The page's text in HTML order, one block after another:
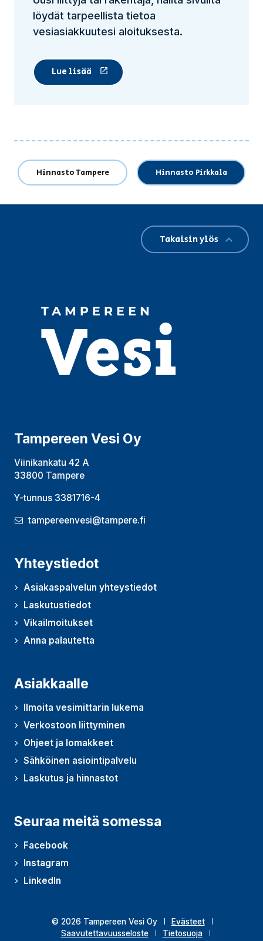
löydät tarpeellista tietoa
vesiasiakkuutesi aloituksesta.
Lue lisää
(Linkki vie ulkopuoliselle sivustolle)
Hinnasto Tampere Hinnasto Pirkkala
Tampereen Vesi Oy
Viinikankatu 42 A
33800 Tampere
Y-tunnus 3381716-4
tampereenvesi@tampere.fi
Yhteystiedot
Asiakaspalvelun yhteystiedot
Laskutustiedot
Vikailmoitukset
Anna palautetta
(Avautuu uudessa ikkunassa)
Asiakkaalle
Ilmoita vesimittarin lukema
Verkostoon liittyminen
Ohjeet ja lomakkeet
Sähköinen asiointipalvelu
Laskutus ja hinnastot
Seuraa meitä somessa
Facebook
Instagram
LinkedIn
© 2026 Tampereen Vesi Oy
Evästeet
Saavutettavuusseloste
Tietosuoja
Takaisin ylös